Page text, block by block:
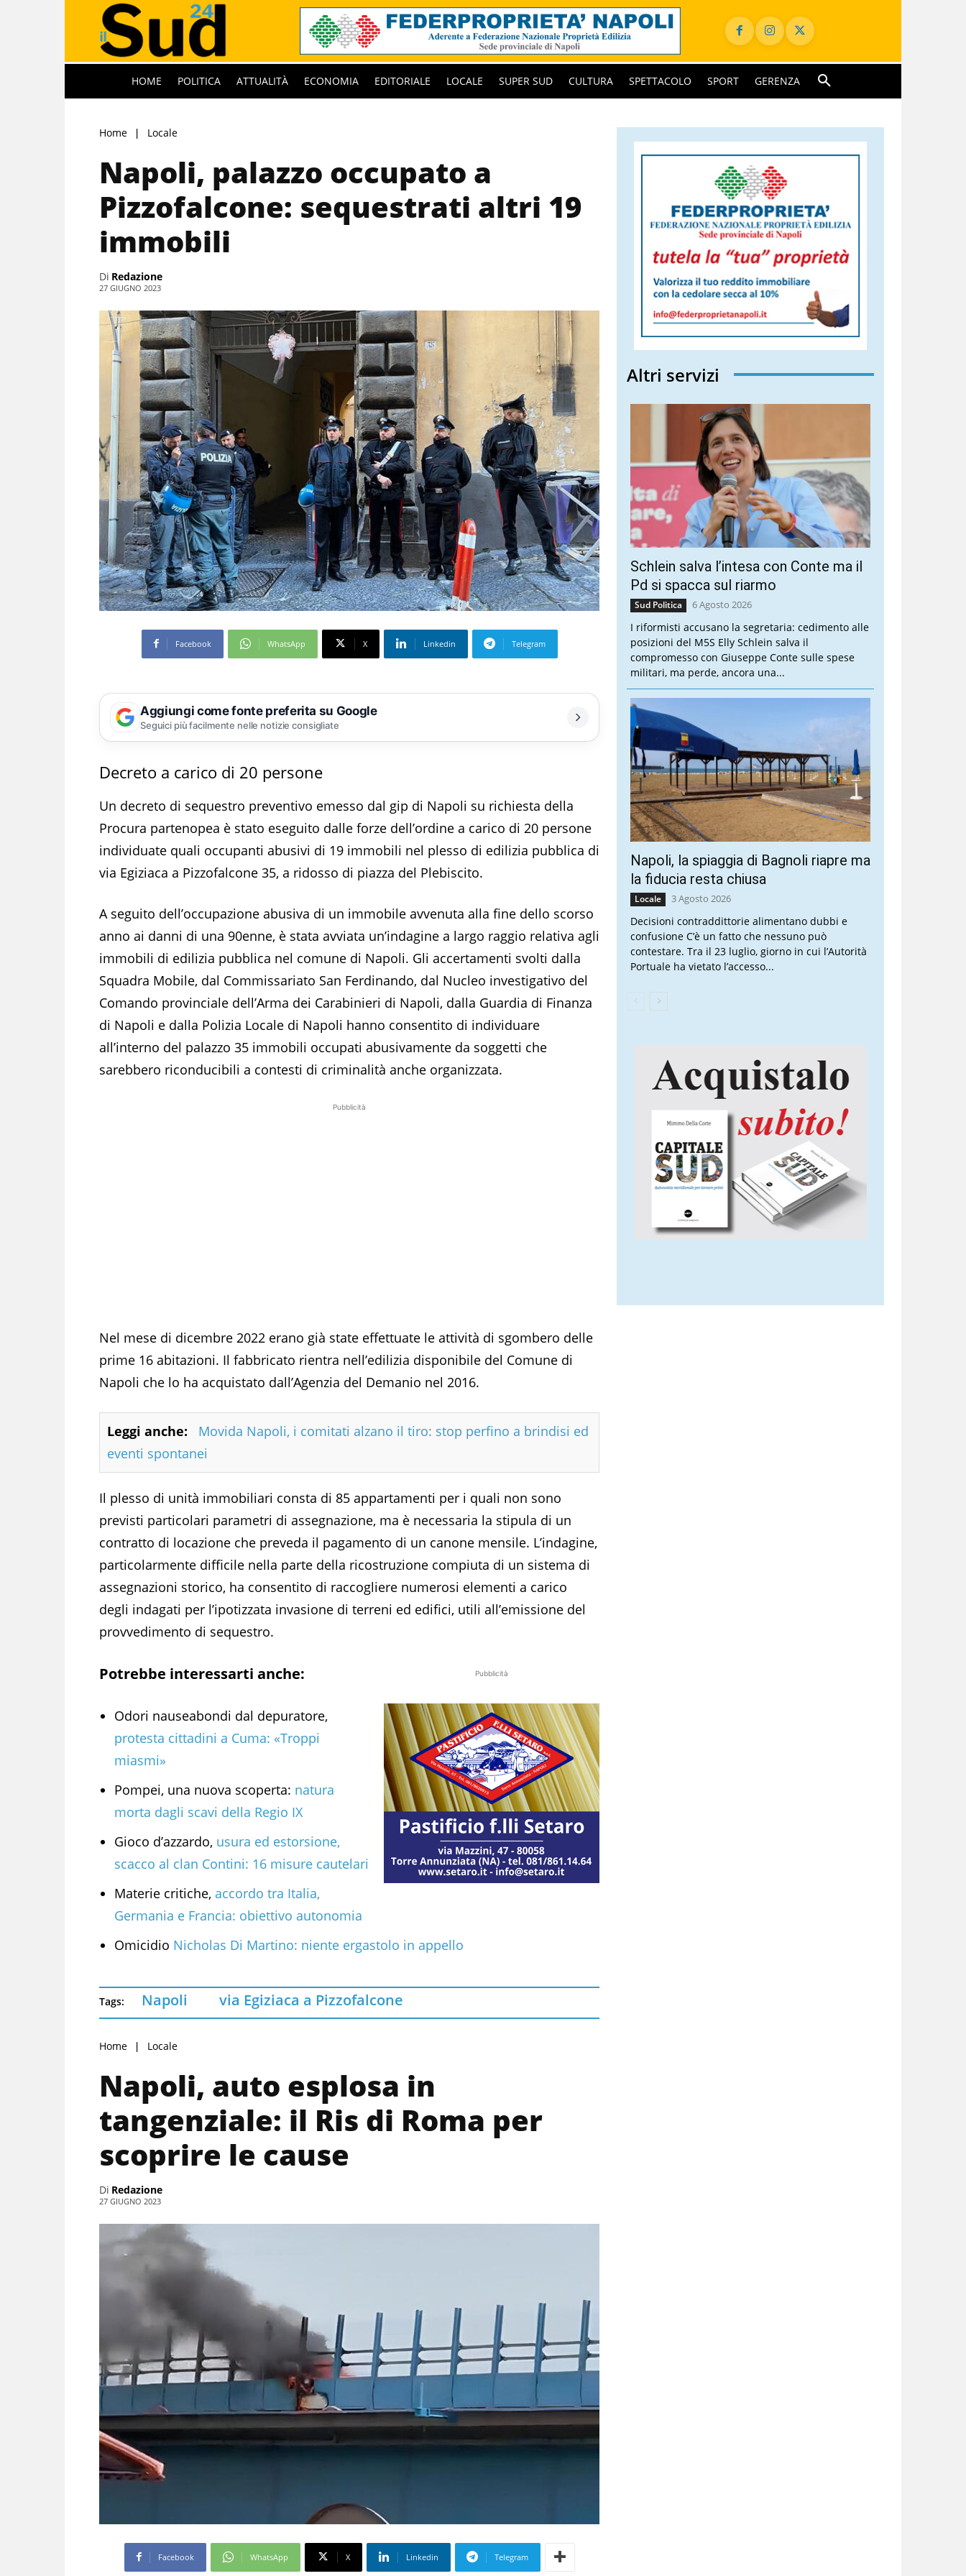
HOME POLITICA ATTUALITÀ ECONOMIA EDITORIALE LOCALE SUPER SUD CULTURA SPETTACOLO SPORT GERENZA
Home Locale
Napoli, palazzo occupato a
Pizzofalcone: sequestrati altri 19
immobili
Di Redazione
27 GIUGNO 2023
Facebook WhatsApp X Linkedin Telegram
Aggiungi come fonte preferita su Google
Seguici più facilmente nelle notizie consigliate
Decreto a carico di 20 persone
Un decreto di sequestro preventivo emesso dal gip di Napoli su richiesta della
Procura partenopea è stato eseguito dalle forze dell’ordine a carico di 20 persone
individuate quali occupanti abusivi di 19 immobili nel plesso di edilizia pubblica di
via Egiziaca a Pizzofalcone 35, a ridosso di piazza del Plebiscito.
A seguito dell’occupazione abusiva di un immobile avvenuta alla fine dello scorso
anno ai danni di una 90enne, è stata avviata un’indagine a largo raggio relativa agli
immobili di edilizia pubblica nel comune di Napoli. Gli accertamenti svolti dalla
Squadra Mobile, dal Commissariato San Ferdinando, dal Nucleo investigativo del
Comando provinciale dell’Arma dei Carabinieri di Napoli, dalla Guardia di Finanza
di Napoli e dalla Polizia Locale di Napoli hanno consentito di individuare
all’interno del palazzo 35 immobili occupati abusivamente da soggetti che
sarebbero riconducibili a contesti di criminalità anche organizzata.
Pubblicità
Nel mese di dicembre 2022 erano già state effettuate le attività di sgombero delle
prime 16 abitazioni. Il fabbricato rientra nell’edilizia disponibile del Comune di
Napoli che lo ha acquistato dall’Agenzia del Demanio nel 2016.
Leggi anche:
Movida Napoli, i comitati alzano il tiro: stop perfino a brindisi ed
eventi spontanei
Il plesso di unità immobiliari consta di 85 appartamenti per i quali non sono
previsti particolari parametri di assegnazione, ma è necessaria la stipula di un
contratto di locazione che preveda il pagamento di un canone mensile. L’indagine,
particolarmente difficile nella parte della ricostruzione compiuta di un sistema di
assegnazioni storico, ha consentito di raccogliere numerosi elementi a carico
degli indagati per l’ipotizzata invasione di terreni ed edifici, utili all’emissione del
provvedimento di sequestro.
Pubblicità
Potrebbe interessarti anche:
Odori nauseabondi dal depuratore,
protesta cittadini a Cuma: «Troppi
miasmi»
Pompei, una nuova scoperta: natura
morta dagli scavi della Regio IX
Gioco d’azzardo, usura ed estorsione,
scacco al clan Contini: 16 misure cautelari
Materie critiche, accordo tra Italia,
Germania e Francia: obiettivo autonomia
Omicidio Nicholas Di Martino: niente ergastolo in appello
Tags: Napoli via Egiziaca a Pizzofalcone
Home Locale
Napoli, auto esplosa in
tangenziale: il Ris di Roma per
scoprire le cause
Di Redazione
27 GIUGNO 2023
Facebook WhatsApp X Linkedin Telegram
Altri servizi
Schlein salva l’intesa con Conte ma il
Pd si spacca sul riarmo
Sud Politica 6 Agosto 2026
I riformisti accusano la segretaria: cedimento alle
posizioni del M5S Elly Schlein salva il
compromesso con Giuseppe Conte sulle spese
militari, ma perde, ancora una...
Napoli, la spiaggia di Bagnoli riapre ma
la fiducia resta chiusa
Locale 3 Agosto 2026
Decisioni contraddittorie alimentano dubbi e
confusione C’è un fatto che nessuno può
contestare. Tra il 23 luglio, giorno in cui l’Autorità
Portuale ha vietato l’accesso...